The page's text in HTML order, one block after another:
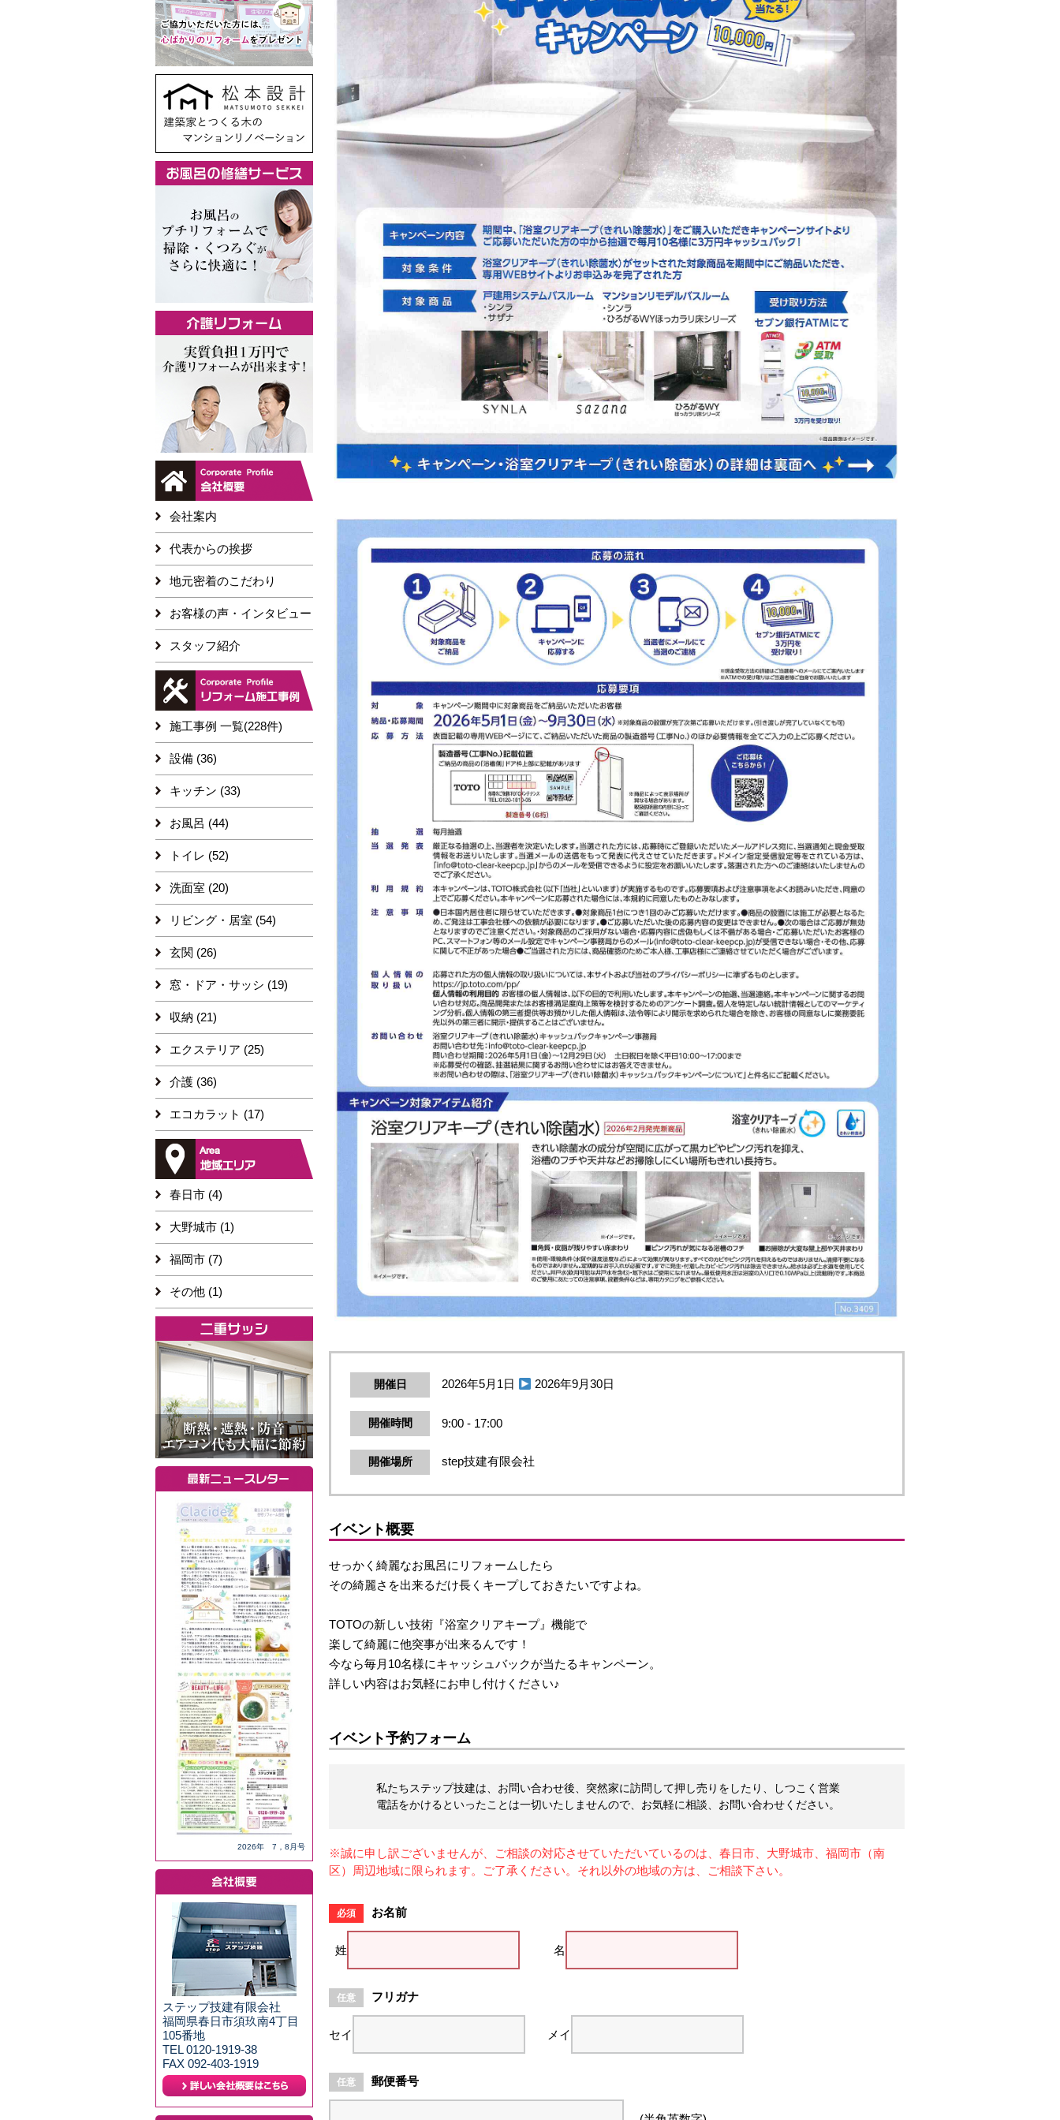
開催日 2026年5月1日 2026年9月30日
開催時間 9:00 - 17:00
開催場所 step技建有限会社
イベント概要
せっかく綺麗なお風呂にリフォームしたら
その綺麗さを出来るだけ長くキープしておきたいですよね。
TOTOの新しい技術『浴室クリアキープ』機能で
楽して綺麗に他突事が出来るんです！
今なら毎月10名様にキャッシュバックが当たるキャンペーン。
詳しい内容はお気軽にお申し付けください♪
イベント予約フォーム
私たちステップ技建は、お問い合わせ後、突然家に訪問して押し売りをしたり、しつこく営業
電話をかけるといったことは一切いたしませんので、お気軽に相談、お問い合わせください。
※誠に申し訳ございませんが、ご相談の対応させていただいているのは、春日市、大野城市、福岡市（南
区）周辺地域に限られます。ご了承ください。それ以外の地域の方は、ご相談下さい。
お名前
姓 名
フリガナ
セイ メイ
郵便番号
会社案内
代表からの挨拶
地元密着のこだわり
お客様の声・インタビュー
スタッフ紹介
施工事例 一覧(228件)
設備 (36)
キッチン (33)
お風呂 (44)
トイレ (52)
洗面室 (20)
リビング・居室 (54)
玄関 (26)
窓・ドア・サッシ (19)
収納 (21)
エクステリア (25)
介護 (36)
エコカラット (17)
春日市 (4)
大野城市 (1)
福岡市 (7)
その他 (1)
2026年 7，8月号
ステップ技建有限会社
福岡県春日市須玖南4丁目
105番地
TEL 0120-1919-38
FAX 092-403-1919